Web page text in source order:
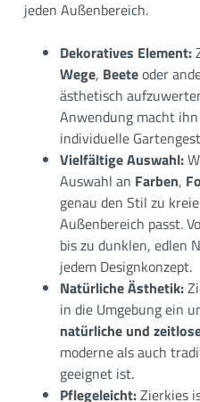
jeden Außenbereich.
Dekoratives Element:
Wege, Beeteoder
ästhetisch
Anwendung macht
individuelle
Vielfältige Auswahl:
Auswahl an Farben,
genau den Stil zu
Außenbereich passt.
bis zu dunklen, edlen
jedem Designkonzept.
Natürliche Ästhetik:
in die Umgebung ein
natürliche und
moderne als auch
geeignet ist.
Pflegeleicht:Zierkies